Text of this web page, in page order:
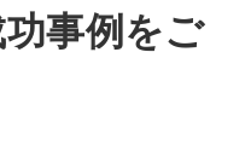
事例をご